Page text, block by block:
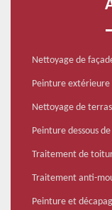
Nettoyage de
Peinture extérieure
Nettoyage de
Peinture dessous
Traitement de
Traitement anti-
Peinture et